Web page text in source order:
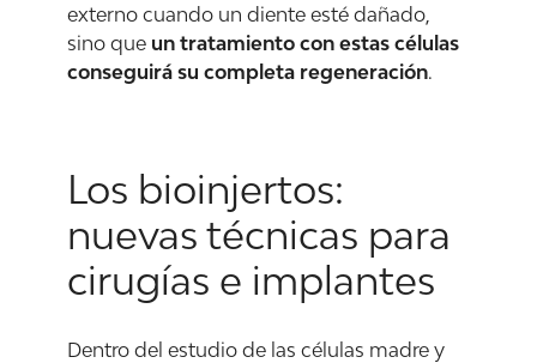
externo cuando un diente esté dañado,
sino que un tratamiento con estas células
conseguirá su completa regeneración.
Los bioinjertos:
nuevas técnicas para
cirugías e implantes
Dentro del estudio de las células madre y